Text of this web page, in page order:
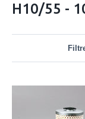
H10/55 -